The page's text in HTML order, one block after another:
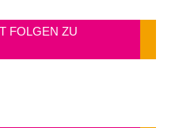
FOLGEN ZU